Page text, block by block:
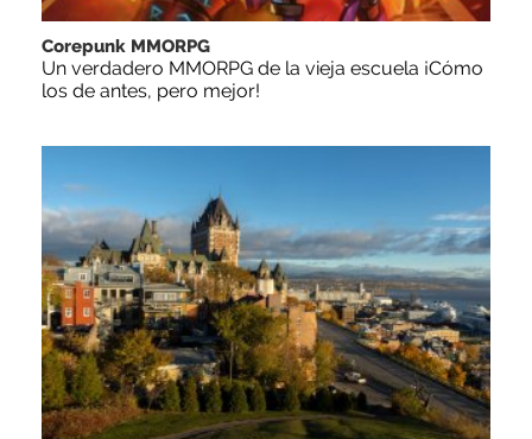
Corepunk MMORPG
Un verdadero MMORPG de la vieja escuela ¡Cómo
los de antes, pero mejor!